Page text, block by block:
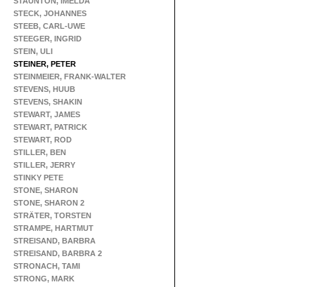
STECK, JOHANNES
STEEB, CARL-UWE
STEEGER, INGRID
STEIN, ULI
STEINER, PETER
STEINMEIER, FRANK-WALTER
STEVENS, HUUB
STEVENS, SHAKIN
STEWART, JAMES
STEWART, PATRICK
STEWART, ROD
STILLER, BEN
STILLER, JERRY
STINKY PETE
STONE, SHARON
STONE, SHARON 2
STRÄTER, TORSTEN
STRAMPE, HARTMUT
STREISAND, BARBRA
STREISAND, BARBRA 2
STRONACH, TAMI
STRONG, MARK